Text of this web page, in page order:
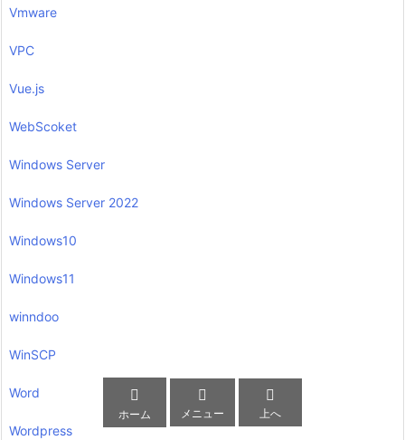
Vmware
VPC
Vue.js
WebScoket
Windows Server
Windows Server 2022
Windows10
Windows11
winndoo
WinSCP
Word
Wordpress

ホーム

メニュー

上へ